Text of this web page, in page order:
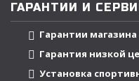
ГАРАНТИИ И
Гарантии магазина
Гарантия низкой
Установка